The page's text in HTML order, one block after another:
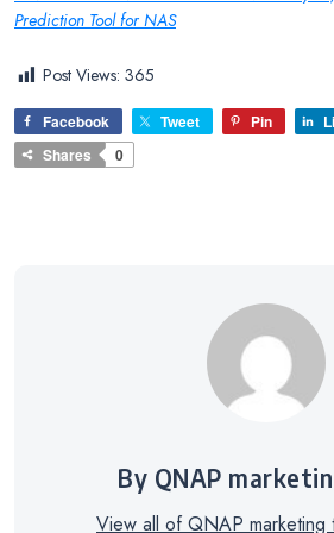
Prediction Tool for NAS
Post Views: 365
Facebook Tweet Pin
Shares
0
By QNAP
View all of QNAP marketing